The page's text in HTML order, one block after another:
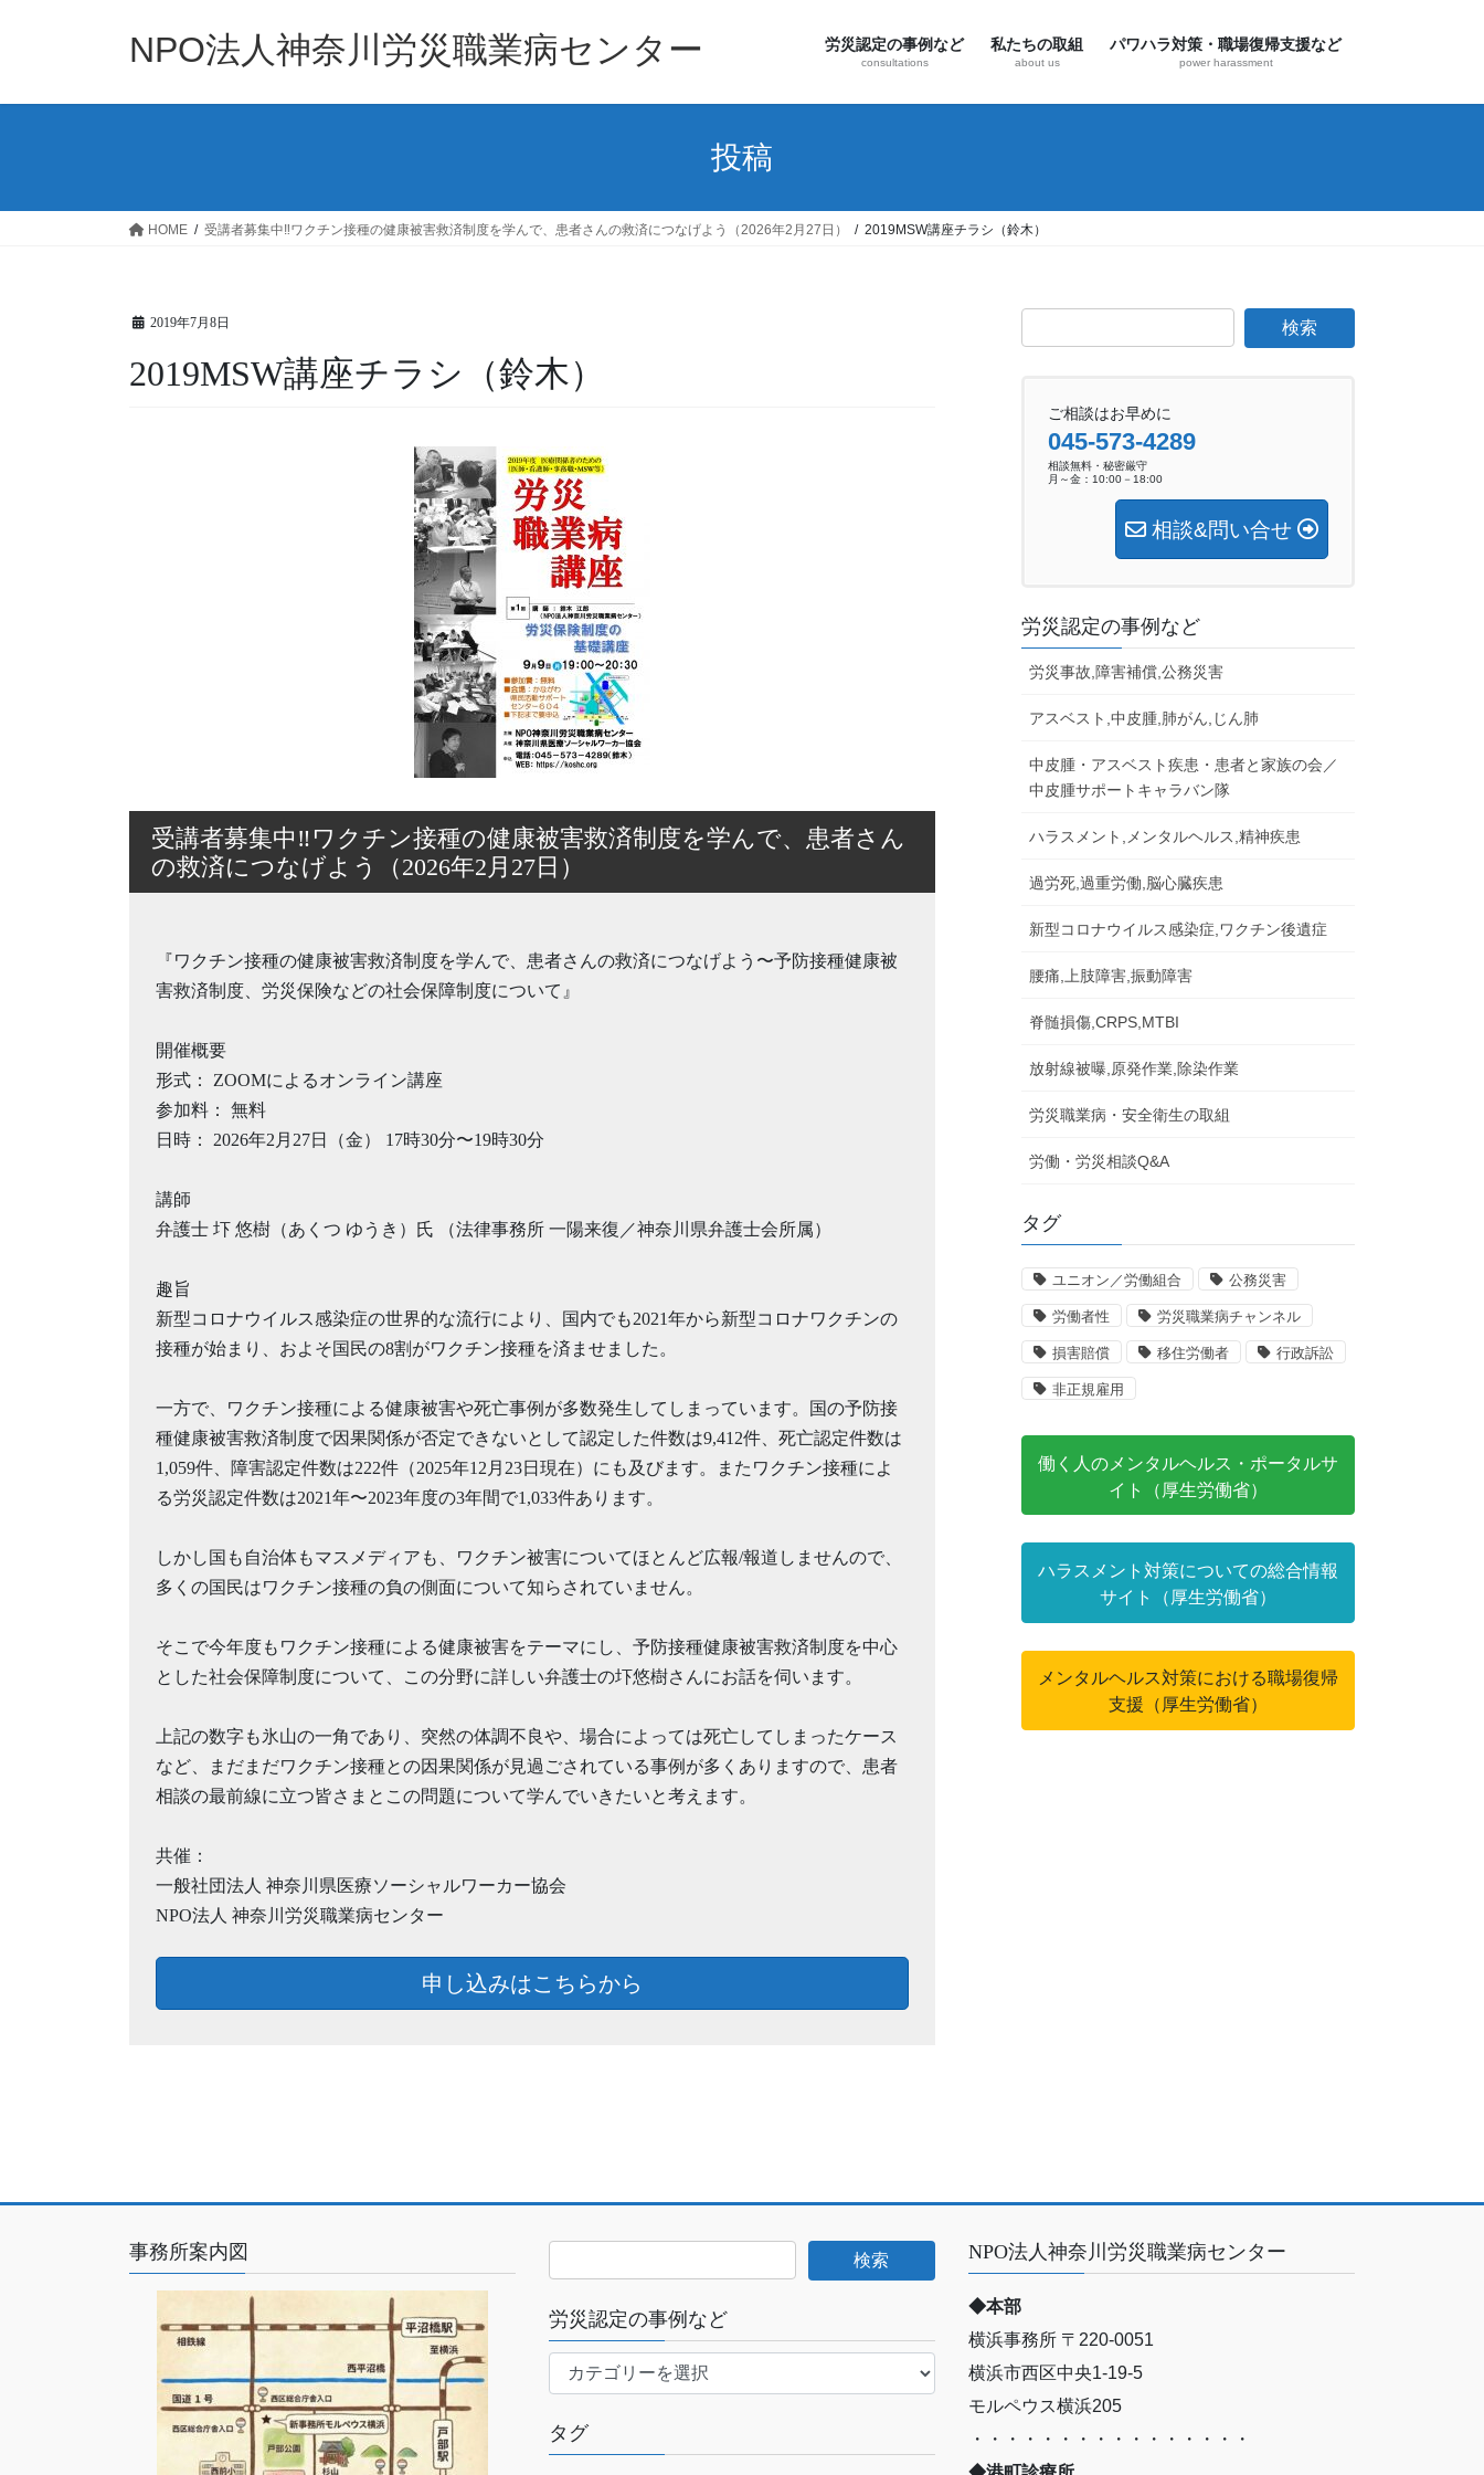
NPO法人神奈川労災職業病センター 労災認定の事例など
consultations
私たちの取組
about us
パワハラ対策・職場復帰支援など
power harassment
投稿
HOME 受講者募集中‼ワクチン接種の健康被害救済制度を学んで、患者さんの救済につなげよう（2026年2月27日） 2019MSW講座チラシ（鈴木）
2019年7月8日
2019MSW講座チラシ（鈴木）
受講者募集中‼ワクチン接種の健康被害救済制度を学んで、患者さん
の救済につなげよう（2026年2月27日）
『ワクチン接種の健康被害救済制度を学んで、患者さんの救済につなげよう〜予防接種健康被
害救済制度、労災保険などの社会保障制度について』
開催概要
形式： ZOOMによるオンライン講座
参加料： 無料
日時： 2026年2月27日（金） 17時30分〜19時30分
講師
弁護士 圷 悠樹（あくつ ゆうき）氏 （法律事務所 一陽来復／神奈川県弁護士会所属）
趣旨
新型コロナウイルス感染症の世界的な流行により、国内でも2021年から新型コロナワクチンの
接種が始まり、およそ国民の8割がワクチン接種を済ませました。
一方で、ワクチン接種による健康被害や死亡事例が多数発生してしまっています。国の予防接
種健康被害救済制度で因果関係が否定できないとして認定した件数は9,412件、死亡認定件数は
1,059件、障害認定件数は222件（2025年12月23日現在）にも及びます。またワクチン接種によ
る労災認定件数は2021年〜2023年度の3年間で1,033件あります。
しかし国も自治体もマスメディアも、ワクチン被害についてほとんど広報/報道しませんので、
多くの国民はワクチン接種の負の側面について知らされていません。
そこで今年度もワクチン接種による健康被害をテーマにし、予防接種健康被害救済制度を中心
とした社会保障制度について、この分野に詳しい弁護士の圷悠樹さんにお話を伺います。
上記の数字も氷山の一角であり、突然の体調不良や、場合によっては死亡してしまったケース
など、まだまだワクチン接種との因果関係が見過ごされている事例が多くありますので、患者
相談の最前線に立つ皆さまとこの問題について学んでいきたいと考えます。
共催：
一般社団法人 神奈川県医療ソーシャルワーカー協会
NPO法人 神奈川労災職業病センター
申し込みはこちらから
ご相談はお早めに
045-573-4289
相談無料・秘密厳守
月～金：10:00－18:00
相談&問い合せ
労災認定の事例など
労災事故,障害補償,公務災害
アスベスト,中皮腫,肺がん,じん肺
中皮腫・アスベスト疾患・患者と家族の会／
中皮腫サポートキャラバン隊
ハラスメント,メンタルヘルス,精神疾患
過労死,過重労働,脳心臓疾患
新型コロナウイルス感染症,ワクチン後遺症
腰痛,上肢障害,振動障害
脊髄損傷,CRPS,MTBI
放射線被曝,原発作業,除染作業
労災職業病・安全衛生の取組
労働・労災相談Q&A
タグ
ユニオン／労働組合 公務災害
労働者性 労災職業病チャンネル
損害賠償 移住労働者 行政訴訟
非正規雇用
働く人のメンタルヘルス・ポータルサ
イト（厚生労働省）
ハラスメント対策についての総合情報
サイト（厚生労働省）
メンタルヘルス対策における職場復帰
支援（厚生労働省）
事務所案内図
労災認定の事例など
災
定
タグ
NPO法人神奈川労災職業病センター
◆本部
横浜事務所 〒220-0051
横浜市西区中央1-19-5
モルペウス横浜205
・・・・・・・・・・・・・・・・